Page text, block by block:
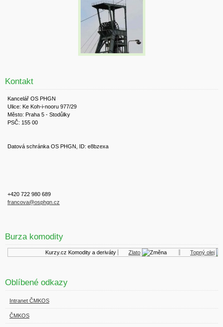
Kontakt
Kancelář OS PHGN
Ulice: Ke Koh-i-nooru 977/29
Město: Praha 5 - Stodůlky
PSČ: 155 00
Datová schránka OS PHGN, ID: e8bzexa
+420 722 980 689
francova@osphgn.cz
Burza komodity
Kurzy.cz Komodity a deriváty Zlato Topný olej
Oblíbené odkazy
Intranet ČMKOS
ČMKOS